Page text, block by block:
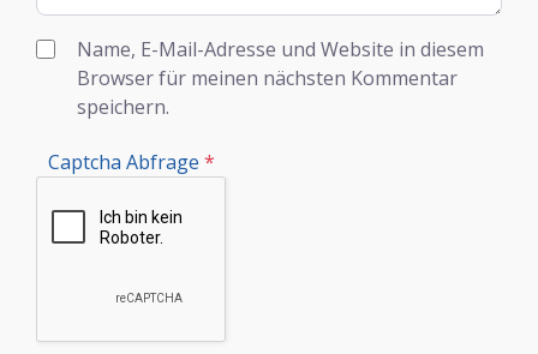
Name, E-Mail-Adresse und Website in diesem
Browser für meinen nächsten Kommentar
speichern.
Captcha Abfrage *